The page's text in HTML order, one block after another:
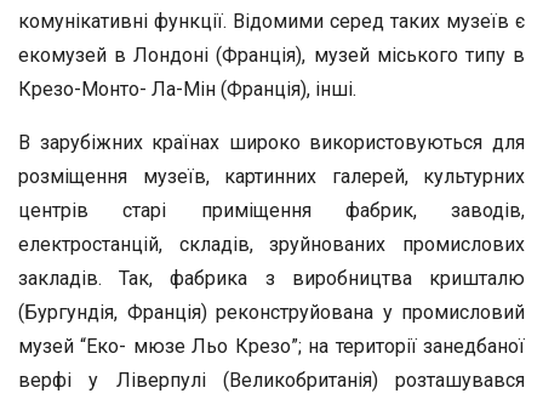
комунікативні функції. Відомими серед таких музеїв є
екомузей в Лондоні (Франція), музей міського типу в
Крезо-Монто- Ла-Мін (Франція), інші.
В зарубіжних країнах широко використовуються для
розміщення музеїв, картинних галерей, культурних
центрів старі приміщення фабрик, заводів,
електростанцій, складів, зруйнованих промислових
закладів. Так, фабрика з виробництва кришталю
(Бургундія, Франція) реконструйована у промисловий
музей “Еко- мюзе Льо Крезо”; на території занедбаної
верфі у Ліверпулі (Великобританія) розташувався